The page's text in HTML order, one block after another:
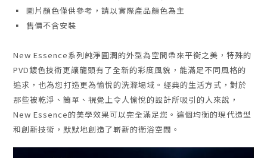
▪ 圖片顏色僅供參考，請以實際產品顏色為主
▪ 售價不含安裝
New Essence系列純淨圓潤的外型為空間帶來平衡之美，特殊的
PVD鍍色技術更讓龍頭有了全新的彩度風貌，能滿足不同風格的
追求，也為您打造更為愉悅的洗滌場域。 經典的生活方式，對於
那些被乾淨、簡單、視覺上令人愉悅的設計所吸引的人來說，
New Essence的美學效果可以完全滿足您。這個均衡的現代造型
和創新技術，默默地創造了嶄新的衛浴空間。